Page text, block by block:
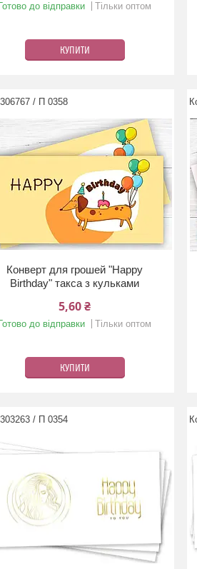
Готово до відправки Тільки оптом
КУПИТИ
306767 / П 0358
Конверт для грошей "Happy
Birthday" такса з кульками
5,60 ₴
Готово до відправки Тільки оптом
КУПИТИ
303263 / П 0354